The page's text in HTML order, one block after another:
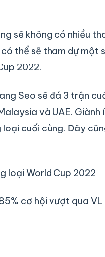
sẽ không có nhiều
thể sẽ tham dự một
2022.
Seo sẽ đá 3 trận
và UAE.
cuối cùng. Đây
loại World Cup 2022
cơ hội vượt qua VL